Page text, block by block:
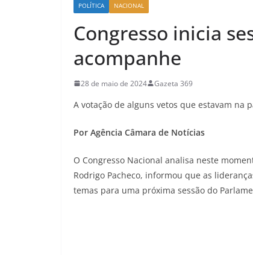
POLÍTICA NACIONAL
Congresso inicia
acompanhe
28 de maio de 2024 Gazeta 369
A votação de alguns vetos que estavam na
Por Agência Câmara de Notícias
O Congresso Nacional analisa neste
Rodrigo Pacheco, informou que as
temas para uma próxima sessão do